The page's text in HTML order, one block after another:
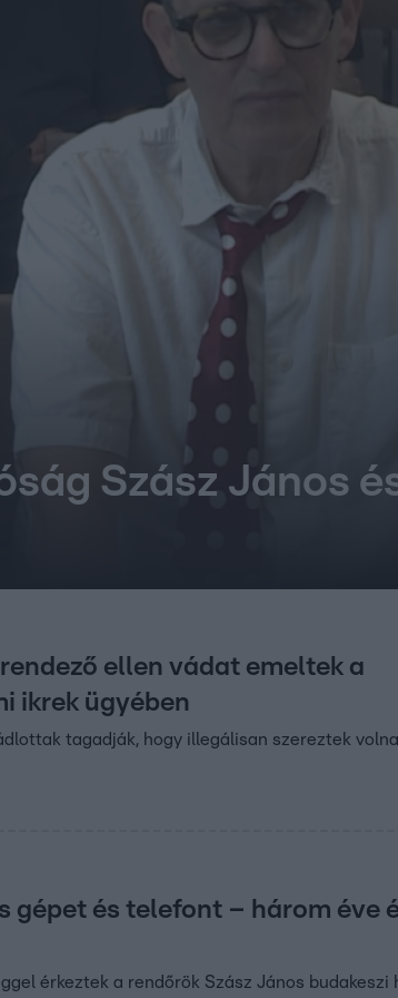
Szász János
ellen vádat emeltek a
ikrek ügyében
tagadják, hogy illegálisan szereztek volna
gépet és telefont – három éve
érkeztek a rendőrök Szász János